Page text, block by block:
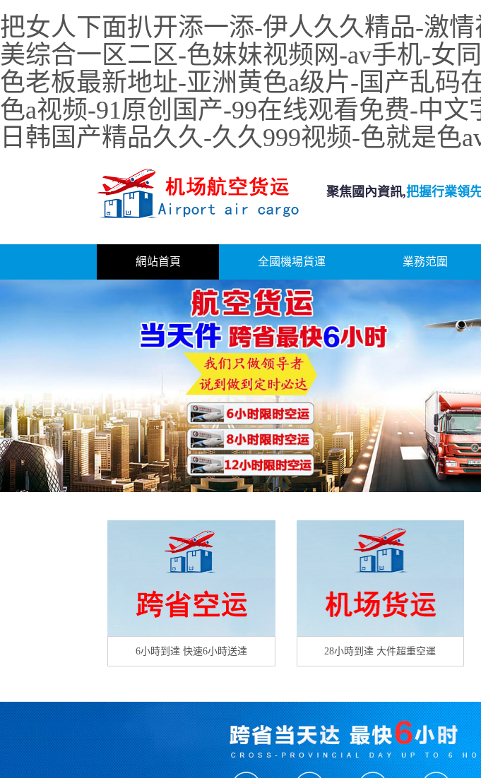
把女人下面扒开添一添-伊人久久精品-激
美综合一区二区-色妺妺视频网-av手机-女
色老板最新地址-亚洲黄色a级片-国产乱码
色a视频-91原创国产-99在线观看免费-中
日韩国产精品久久-久久999视频-色就是色
聚焦國內資訊,把握行業領
網站首頁 全國機場貨運 業務范圍
6小時到達 快速6小時送達 28小時到達 大件超重空運